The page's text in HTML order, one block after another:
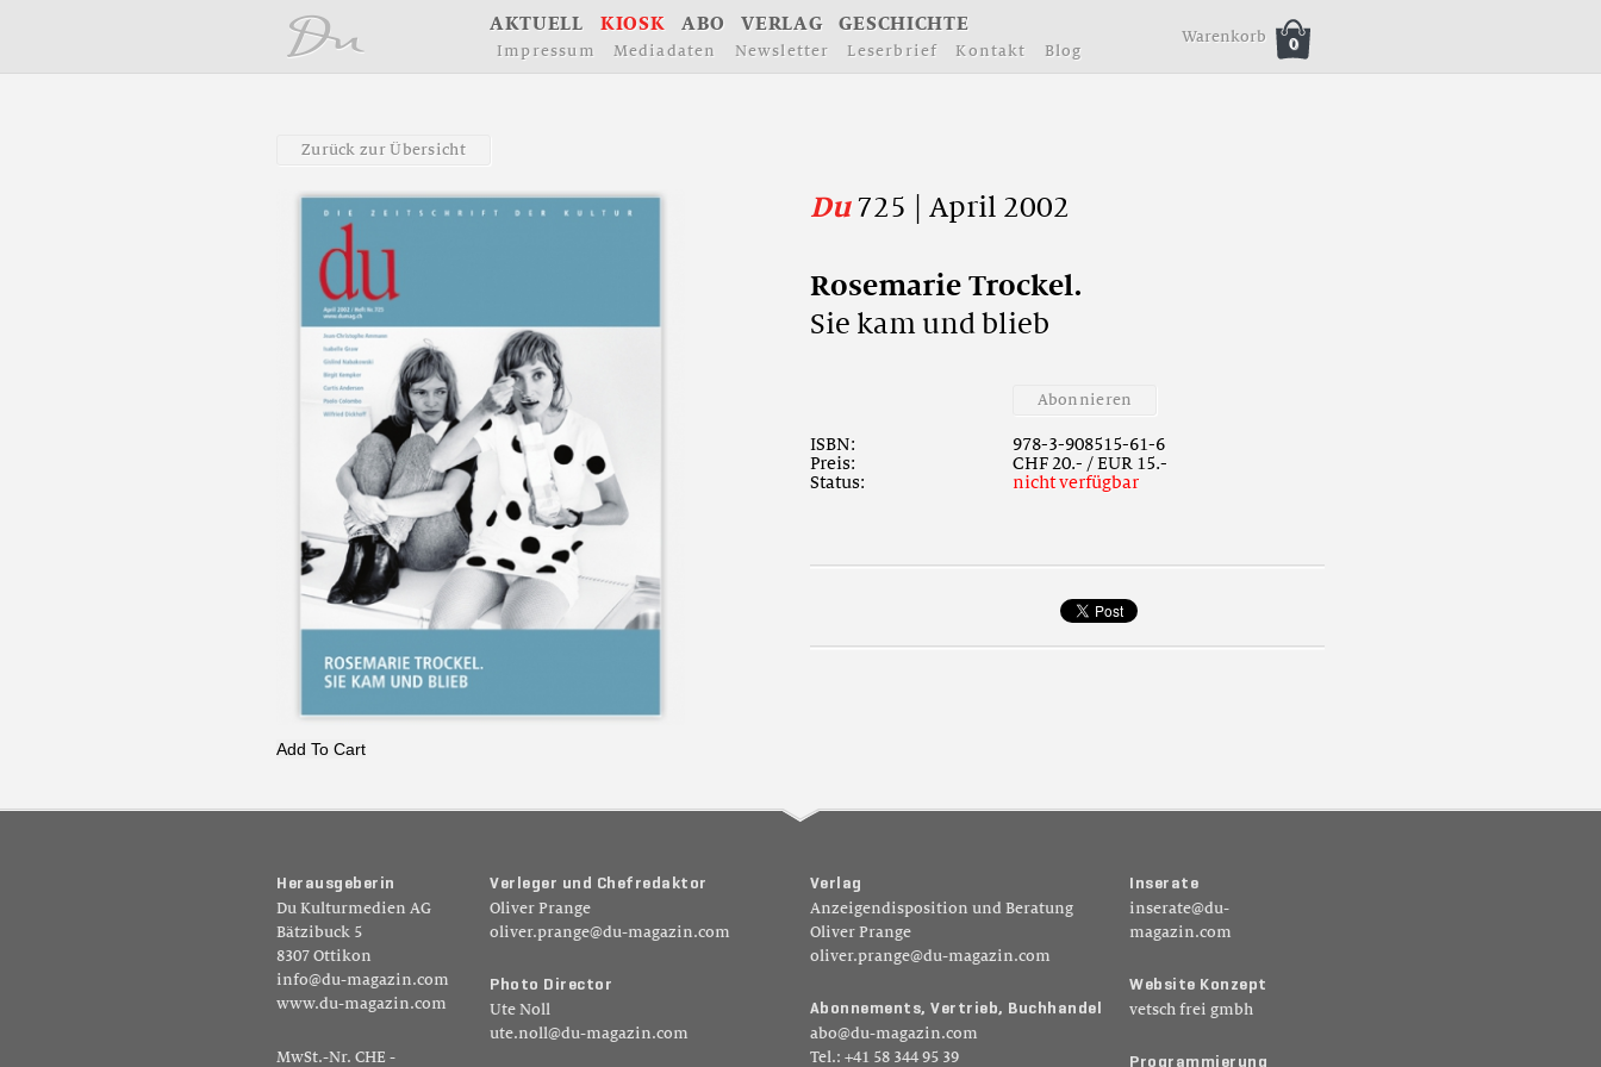
AKTUELL KIOSK ABO VERLAG GESCHICHTE
I m p ressu m Med iad aten Newsletter Leserb rief Ko ntakt Blo g
Warenkorb 0
Zurück zur Übersicht
Du725 | April 2002
Rosemarie Trockel.
Sie kam und blieb
Abon nieren
ISBN:
978-3-908515-61-6
Preis:
CHF 20.- / EUR 15.-
Status:
nicht verfügbar
Add To Cart
H er au sg eb er in
Du Kulturmedien AG
Bätzibuck 5
8307 Ottikon
info@du-magazin.com
www.du-magazin.com
MwSt.-Nr. CHE -
Ver leger un d Ch ef reda kt or
Oliver Prange
oliver.prange@du-magazin.com
Pho to D ir ecto r
Ute Noll
ute.noll@du-magazin.com
Verl ag
Anzeigendisposition und Beratung
Oliver Prange
oliver.prange@du-magazin.com
Ab on nement s, Ver tr ieb, Buchh an del
abo@du-magazin.com
Tel.: +41 58 344 95 39
I nser at e
inserate@du-
magazin.com
Web si te Kon zept
vetsch frei gmbh
Pro gr am mi er un g